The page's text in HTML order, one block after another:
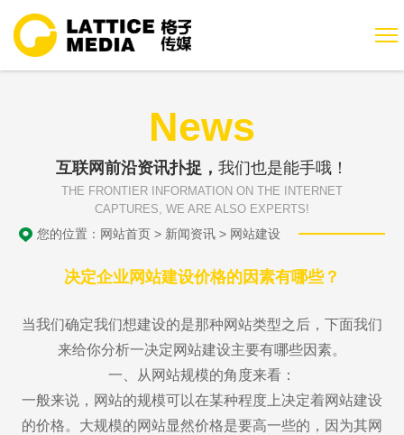
News
互联网前沿资讯扑捉， 我们也是能手哦！
THE FRONTIER INFORMATION ON THE INTERNET
CAPTURES, WE ARE ALSO EXPERTS!
您的位置： 网站首页 > 新闻资讯 > 网站建设
决定企业网站建设价格的因素有哪些？
当我们确定我们想建设的是那种网站类型之后，下面我们
来给你分析一决定网站建设主要有哪些因素。
一、从网站规模的角度来看：
一般来说，网站的规模可以在某种程度上决定着网站建设
的价格。大规模的网站显然价格是要高一些的，因为其网